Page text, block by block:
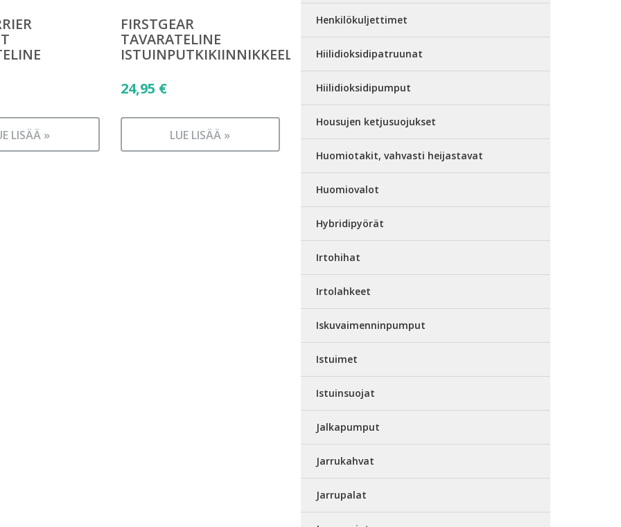
LISÄÄ »
FIRSTGEAR
TAVARATELINE
ISTUINPUTKIKIINNIKKEELLÄ
24,95 €
LUE LISÄÄ »
Henkilökuljettimet
Hiilidioksidipatruunat
Hiilidioksidipumput
Housujen ketjusuojukset
Huomiotakit, vahvasti heijastavat
Huomiovalot
Hybridipyörät
Irtohihat
Irtolahkeet
Iskuvaimenninpumput
Istuimet
Istuinsuojat
Jalkapumput
Jarrukahvat
Jarrupalat